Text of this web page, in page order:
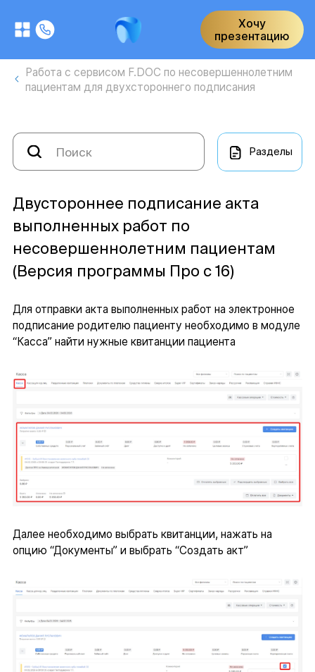
Хочу
презентацию
Работа с сервисом F.DOC по несовершеннолетним
пациентам для двухстороннего подписания
Разделы
Двустороннее подписание акта
выполненных работ по
несовершеннолетним пациентам
(Версия программы Про с 16)
Для отправки акта выполненных работ на электронное
подписание родителю пациенту необходимо в модуле
“Касса” найти нужные квитанции пациента
Далее необходимо выбрать квитанции, нажать на
опцию “Документы” и выбрать “Создать акт”